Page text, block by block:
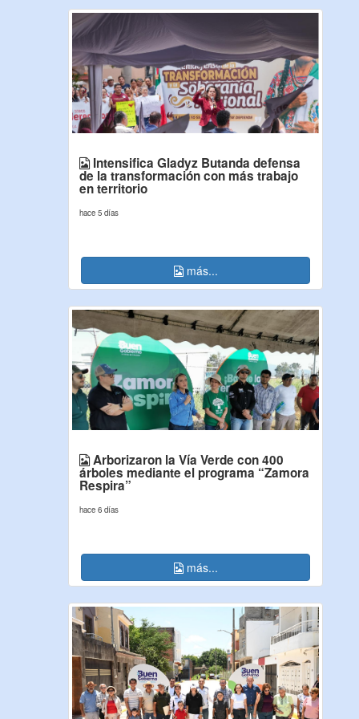
Intensifica Gladyz Butanda defensa
de la transformación con más trabajo
en territorio
hace 5 días
más...
Arborizaron la Vía Verde con 400
árboles mediante el programa “Zamora
Respira”
hace 6 días
más...